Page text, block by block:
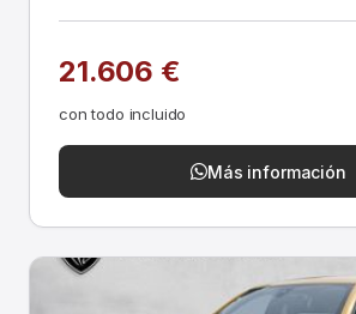
21.606 €
con todo incluido
Más información